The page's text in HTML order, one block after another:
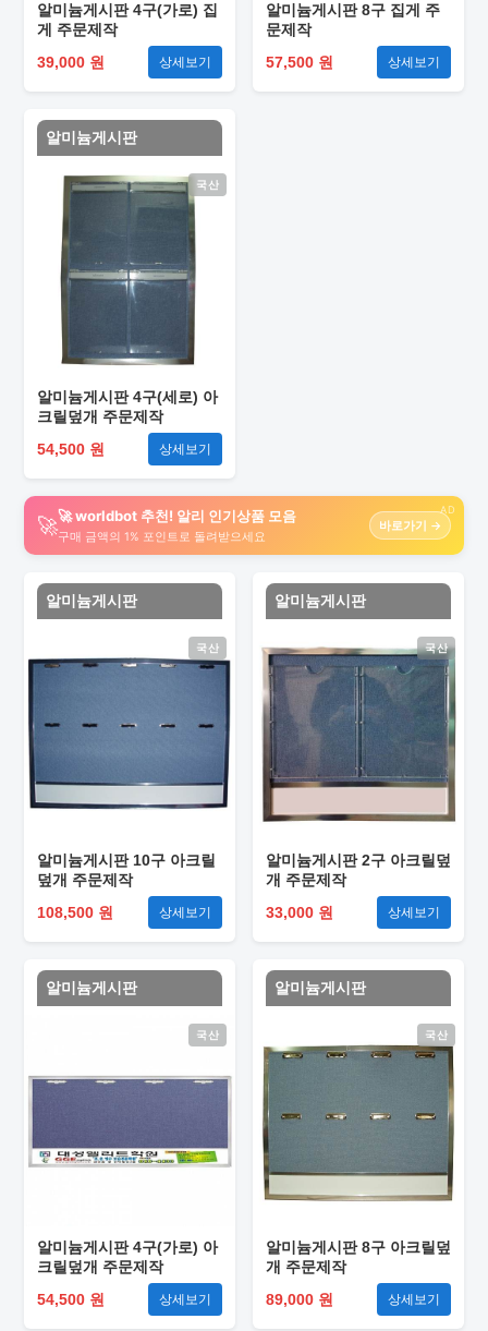
알미늄게시판 4구(가로) 집
게 주문제작
39,000 원
상세보기
알미늄게시판 8구 집게 주
문제작
57,500 원
상세보기
알미늄게시판
국산
알미늄게시판 4구(세로) 아
크릴덮개 주문제작
54,500 원
상세보기
AD
🚀🚀 worldbot 추천! 알리 인기상품 모음
구매 금액의 1% 포인트로 돌려받으세요
바로가기 →
알미늄게시판
국산
알미늄게시판 10구 아크릴
덮개 주문제작
108,500 원
상세보기
알미늄게시판
국산
알미늄게시판 2구 아크릴덮
개 주문제작
33,000 원
상세보기
알미늄게시판
국산
알미늄게시판 4구(가로) 아
크릴덮개 주문제작
54,500 원
상세보기
알미늄게시판
국산
알미늄게시판 8구 아크릴덮
개 주문제작
89,000 원
상세보기